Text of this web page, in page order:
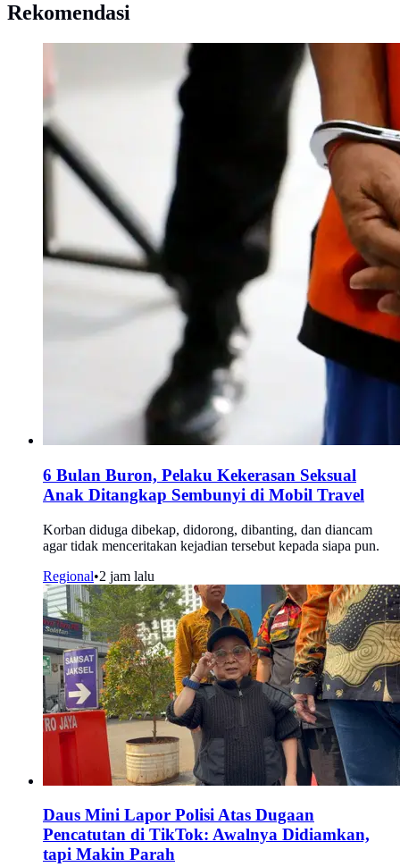
Rekomendasi
6 Bulan Buron, Pelaku Kekerasan Seksual
Anak Ditangkap Sembunyi di Mobil Travel
Korban diduga dibekap, didorong, dibanting, dan diancam
agar tidak menceritakan kejadian tersebut kepada siapa pun.
Regional•2 jam lalu
Daus Mini Lapor Polisi Atas Dugaan
Pencatutan di TikTok: Awalnya Didiamkan,
tapi Makin Parah